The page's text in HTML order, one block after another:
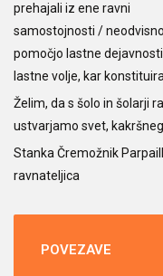
prehajali iz ene ravni
samostojnosti /
pomočjo lastne
lastne volje, kar
Želim, da s šolo in šolarji
ustvarjamo svet,
Stanka Čremožnik
ravnateljica
POVEZAVE